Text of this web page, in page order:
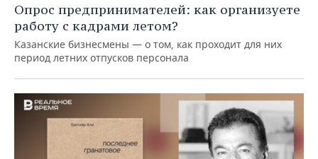
Опрос предпринимателей: как организуете
работу с кадрами летом?
Казанские бизнесмены — о том, как проходит для них
период летних отпусков персонала